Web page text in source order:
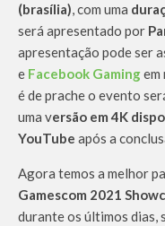
(brasília), com uma
será apresentado por
apresentação pode ser
e Facebook Gamingem
é de prache o evento
uma versão em 4K
YouTube após a
Agora temos a melhor
Gamescom 2021
durante os últimos dias,